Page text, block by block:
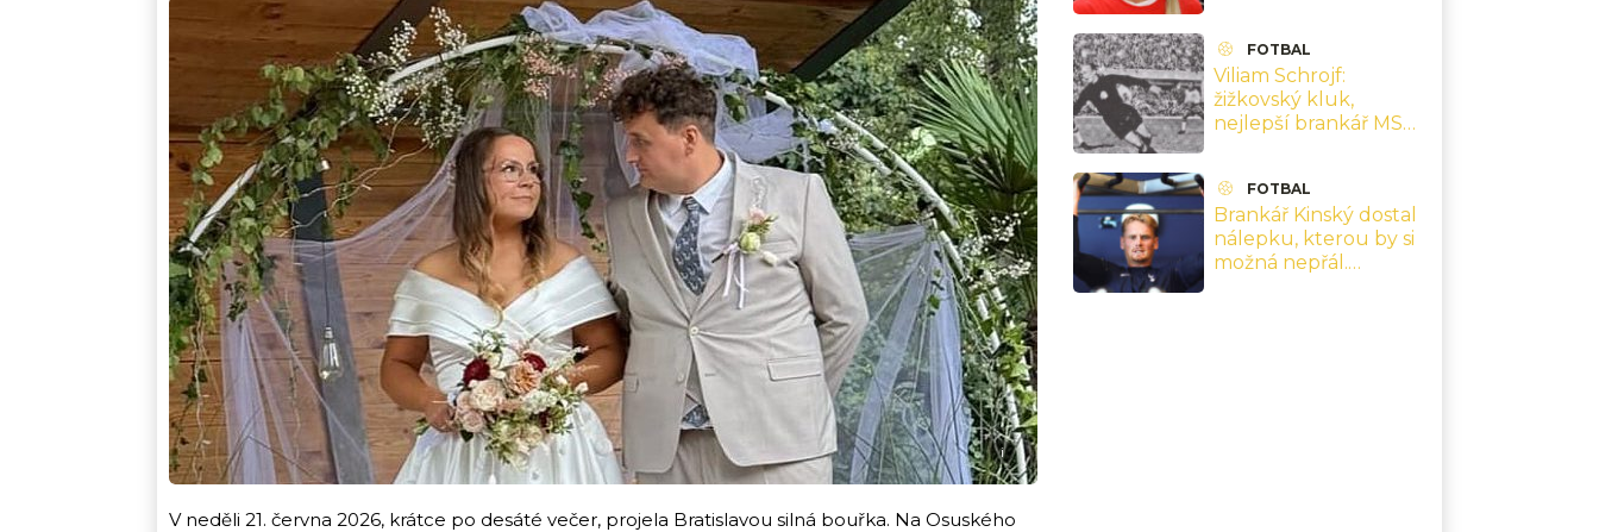
i
V neděli 21. června 2026, krátce po desáté večer, projela Bratislavou silná bouřka. Na Osuského
Cunninghamová
FOTBAL
Viliam Schrojf:
žižkovský kluk,
nejlepší brankář MS
kariéru
FOTBAL
Brankář Kinský dostal
nálepku, kterou by si
možná nepřál.